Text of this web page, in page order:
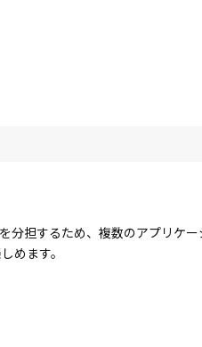
担するため、複数のアプリケ
めます。